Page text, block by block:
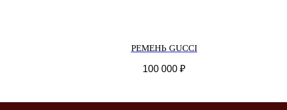
РЕМЕНЬ GUCCI
100 000 ₽